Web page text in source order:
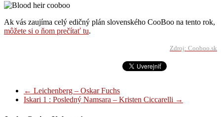
Ak vás zaujíma celý edičný plán slovenského CooBoo na tento rok,
môžete si o ňom prečítať tu.
Zdroj: Cooboo.sk
← Leichenberg – Oskar Fuchs
Iskari 1 : Posledný Namsara – Kristen Ciccarelli →